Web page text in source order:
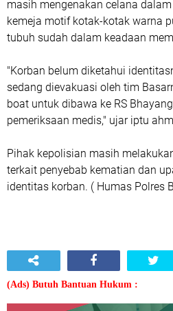
masih mengenakan celana
kemeja motif kotak-kotak warna
tubuh sudah dalam keadaan
"Korban belum diketahui
sedang dievakuasi oleh tim
boat untuk dibawa ke RS
pemeriksaan medis," ujar iptu
Pihak kepolisian masih
terkait penyebab kematian dan
identitas korban. ( Humas Polres
(Ads) Butuh Bantuan Hukum :